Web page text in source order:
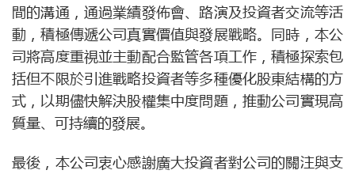
間的溝通，通過業績發佈會、路演及投資者交流等活
動，積極傳遞公司真實價值與發展戰略。同時，本公
司將高度重視並主動配合監管各項工作，積極探索包
括但不限於引進戰略投資者等多種優化股東結構的方
式，以期儘快解決股權集中度問題，推動公司實現高
質量、可持續的發展。
最後，本公司衷心感謝廣大投資者對公司的關注與支